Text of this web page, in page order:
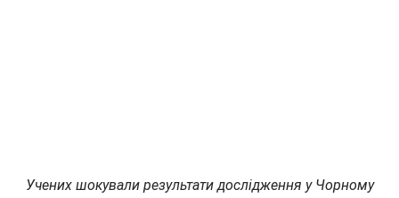
Учених шокували результати дослідження у Чорному